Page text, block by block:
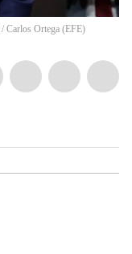
/ Carlos Ortega (EFE)